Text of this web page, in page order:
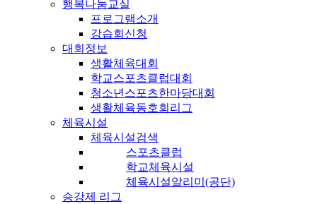
행복나눔교실
프로그램소개
강습회신청
대회정보
생활체육대회
학교스포츠클럽대회
청소년스포츠한마당대회
생활체육동호회리그
체육시설
체육시설검색
스포츠클럽
학교체육시설
체육시설알리미(공단)
승강제 리그